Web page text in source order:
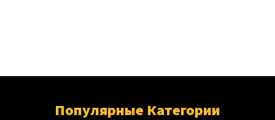
Популярные Категории